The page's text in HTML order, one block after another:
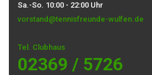
Sa.-So. 10:00 - 22:00 Uhr
vorstand@tennisfreunde-wulfen.de
Tel. Clubhaus
02369 / 5726